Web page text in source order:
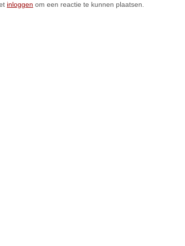
inloggen om een reactie te kunnen plaatsen.